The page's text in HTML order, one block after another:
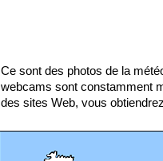
Ce sont des photos de la
webcams sont constamment
des sites Web, vous